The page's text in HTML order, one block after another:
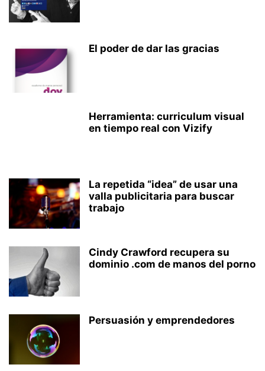
El poder de dar las gracias
Herramienta: curriculum visual
en tiempo real con Vizify
La repetida “idea” de usar una
valla publicitaria para buscar
trabajo
Cindy Crawford recupera su
dominio .com de manos del porno
Persuasión y emprendedores